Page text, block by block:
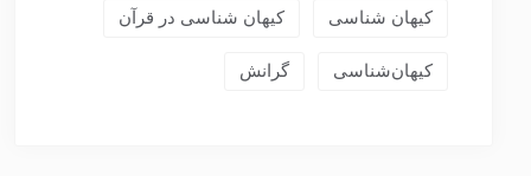
کیهان شناسی کیهان شناسی در قرآن
کیهان‌شناسی گرانش